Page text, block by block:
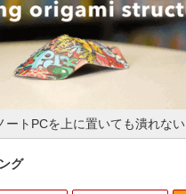
ートPCを上に置いても潰れない
グ